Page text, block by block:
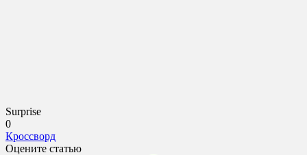
Surprise
0
Кроссворд
Оцените статью